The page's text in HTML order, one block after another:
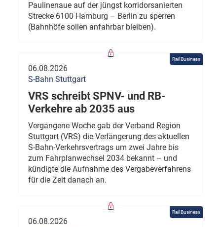
Paulinenaue auf der jüngst korridorsanierten
Strecke 6100 Hamburg – Berlin zu sperren
(Bahnhöfe sollen anfahrbar bleiben).
Rail Business
06.08.2026
S-Bahn Stuttgart
VRS schreibt SPNV- und RB-
Verkehre ab 2035 aus
Vergangene Woche gab der Verband Region
Stuttgart (VRS) die Verlängerung des aktuellen
S-Bahn-Verkehrsvertrags um zwei Jahre bis
zum Fahrplanwechsel 2034 bekannt – und
kündigte die Aufnahme des Vergabeverfahrens
für die Zeit danach an.
Rail Business
06.08.2026